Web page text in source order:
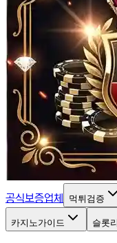
공식보증업체 먹튀검증
카지노가이드 슬롯